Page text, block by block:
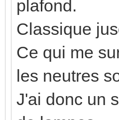
plafond.
Classique
Ce qui me
les neutres
J'ai donc un